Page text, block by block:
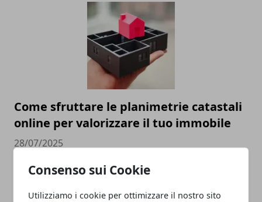
Consenso sui Cookie
Utilizziamo i cookie per ottimizzare il nostro sito
Come sfruttare le planimetrie catastali
online per valorizzare il tuo immobile
28/07/2025